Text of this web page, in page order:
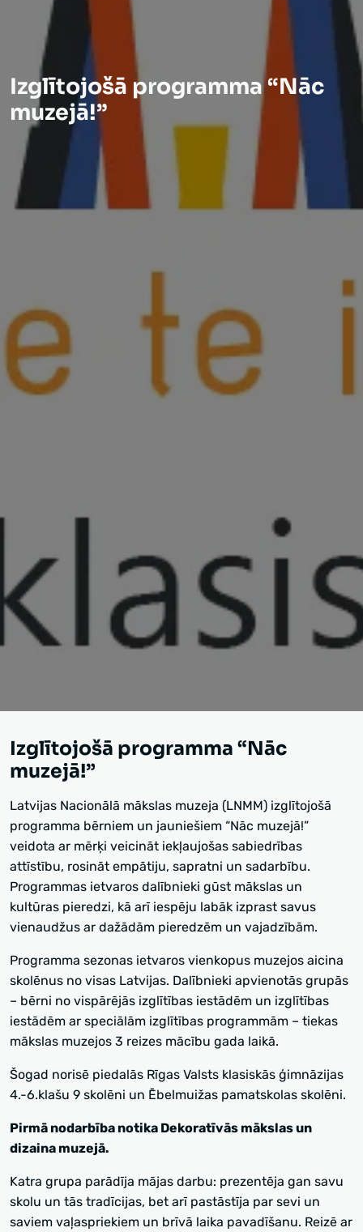
Izglītojošā programma “Nāc
muzejā!”
Izglītojošā programma “Nāc
muzejā!”
Latvijas Nacionālā mākslas muzeja (LNMM) izglītojošā
programma bērniem un jauniešiem “Nāc muzejā!”
veidota ar mērķi veicināt iekļaujošas sabiedrības
attīstību, rosināt empātiju, sapratni un sadarbību.
Programmas ietvaros dalībnieki gūst mākslas un
kultūras pieredzi, kā arī iespēju labāk izprast savus
vienaudžus ar dažādām pieredzēm un vajadzībām.
Programma sezonas ietvaros vienkopus muzejos aicina
skolēnus no visas Latvijas. Dalībnieki apvienotās grupās
– bērni no vispārējās izglītības iestādēm un izglītības
iestādēm ar speciālām izglītības programmām – tiekas
mākslas muzejos 3 reizes mācību gada laikā.
Šogad norisē piedalās Rīgas Valsts klasiskās ģimnāzijas
4.-6.klašu 9 skolēni un Ēbelmuižas pamatskolas skolēni.
Pirmā nodarbība notika Dekoratīvās mākslas un
dizaina muzejā.
Katra grupa parādīja mājas darbu: prezentēja gan savu
skolu un tās tradīcijas, bet arī pastāstīja par sevi un
saviem vaļaspriekiem un brīvā laika pavadīšanu. Reizē ar